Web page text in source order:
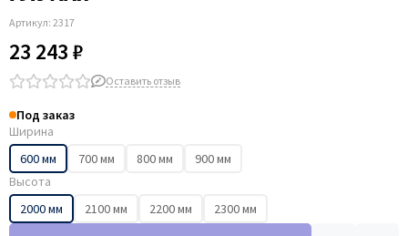
Артикул: 2317
23 243 ₽
Оставить отзыв
Под заказ
Ширина
600 мм
700 мм 800 мм
900 мм
Высота
2000 мм
2100 мм 2200 мм 2300 мм